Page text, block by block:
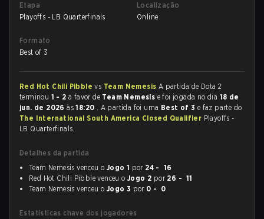
Etapa
Playoffs - LB Quarterfinals
Localização
Online
Formato
Best of 3
Red Hot Chili Pibblevs Team Nemesis A partida de Dota 2
terminou 1 - 2 a favor de Team Nemesis e foi jogada no dia 18 de
jun. de 2026às18:20 . A partida foi uma Best of 3 e faz parte do
The International South America Closed Qualifier Playoffs -
LB Quarterfinals.
Detalhes da partida
Team Nemesis venceu o Jogo 1 por 24 - 16
Red Hot Chili Pibble venceu o Jogo 2 por 26 - 11
Team Nemesis venceu o Jogo 3 por 0 - 0
Estatísticas chave dos jogadores